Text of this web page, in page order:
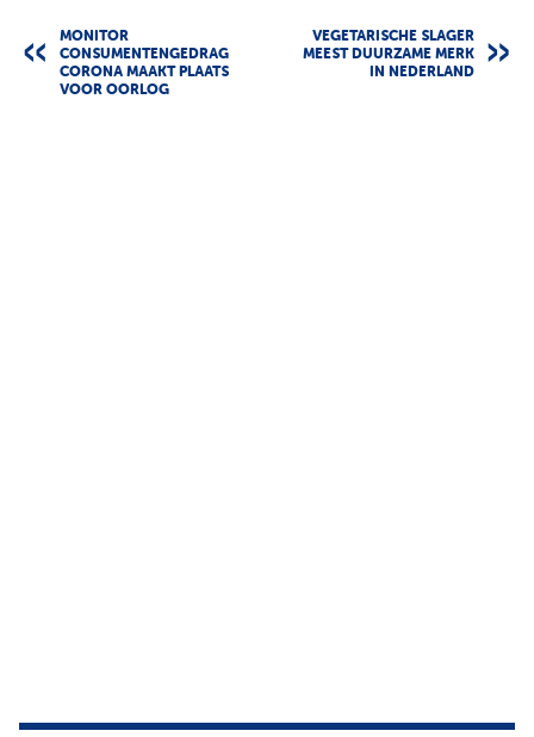
MONITOR
CONSUMENTENGEDRAG
CORONA MAAKT PLAATS
VOOR OORLOG
VEGETARISCHE SLAGER
MEEST DUURZAME MERK
IN NEDERLAND